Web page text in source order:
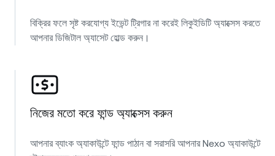
বিক্রির ফলে সৃষ্ট করযোগ্য ইভেন্ট ট্রিগার না করেই লিকুইডিটি অ্যাক্সেস করতে
আপনার ডিজিটাল অ্যাসেট হোল্ড করুন।
নিজের মতো করে ফান্ড অ্যাক্সেস করুন
আপনার ব্যাংক অ্যাকাউন্টে ফান্ড পাঠান বা সরাসরি আপনার Nexo অ্যাকাউন্টে